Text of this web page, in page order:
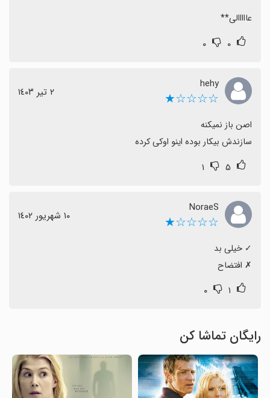
عااااالی**
۰ ۰
hehy
☆☆☆☆★ ٢ تیر ١٤٠٣
سازندش بیکار بوده اینو اوکی کرده
۵ ۱
NoraeS
☆☆☆☆★ ١٠ شهریور ١٤٠٢
‏✗ افتضاح
۱ ۰
رایگان تماشا کن